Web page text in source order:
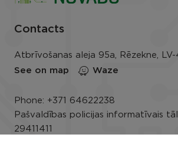
Contacts
Atbrīvošanas aleja 95a, Rēzekne, LV-
See on map
Waze
Phone: +371 64622238
Pašvaldības policijas informatīvais
29411411